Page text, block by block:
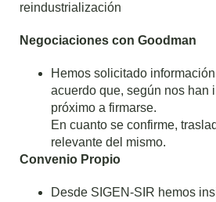
reindustrialización
Negociaciones con Goodman
Hemos solicitado
acuerdo que, según nos han
próximo a firmarse.
En cuanto se confirme,
relevante del mismo.
Convenio Propio
Desde SIGEN-SIR hemos